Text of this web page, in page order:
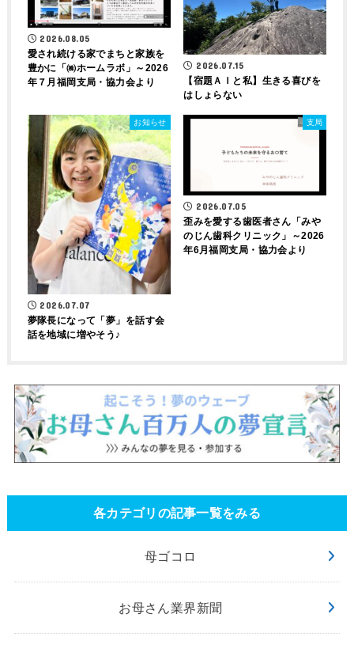
2026.08.05
愛され続ける家でまちと家族を
豊かに「㈱ホームラボ」～2026
年７月福岡支局・協力会より
2026.07.15
【宿題ＡＩと私】生きる喜びを
はしょらない
お知らせ
2026.07.07
夢隊長になって「夢」を話す会
話を地域に増やそう♪
支局
2026.07.05
歪みを愛する歯医者さん「みや
のじん歯科クリニック」～2026
年6月福岡支局・協力会より
各カテゴリの記事一覧をみる
母ゴコロ
お母さん業界新聞